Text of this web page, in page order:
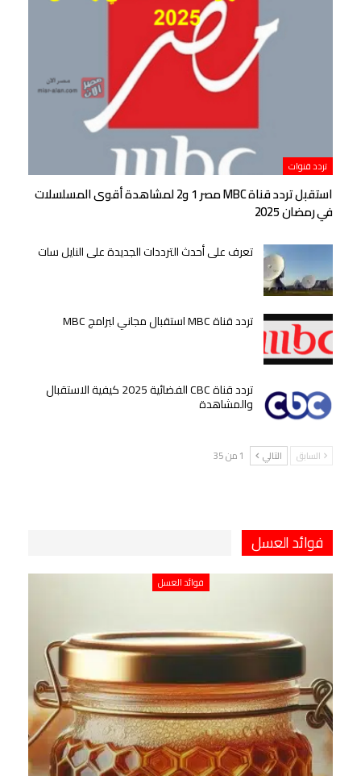
تردد قنوات
استقبل تردد قناة MBC مصر 1 و2 لمشاهدة أقوى المسلسلات
في رمضان 2025
تعرف على أحدث الترددات الجديدة على النايل سات
تردد قناة MBC استقبال مجاني لبرامج MBC
تردد قناة CBC الفضائية 2025 كيفية الاستقبال
والمشاهدة
السابق التالي 1 من 35
فوائد العسل
فوائد العسل